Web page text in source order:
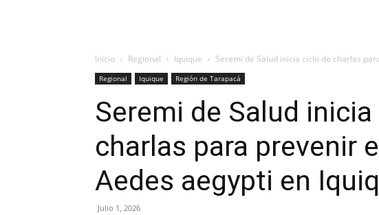
Inicio Regional Iquique Seremi de Salud inicia ciclo de charlas
Regional Iquique Región de Tarapacá
Seremi de Salud
charlas para prevenir
Aedes aegypti en
Julio 1, 2026